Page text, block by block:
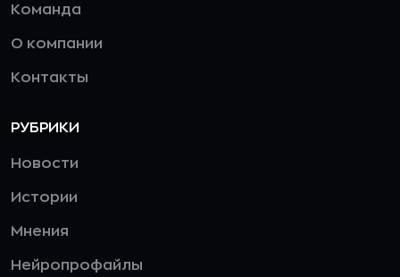
Команда
О компании
Контакты
РУБРИКИ
Новости
Истории
Мнения
Нейропрофайлы